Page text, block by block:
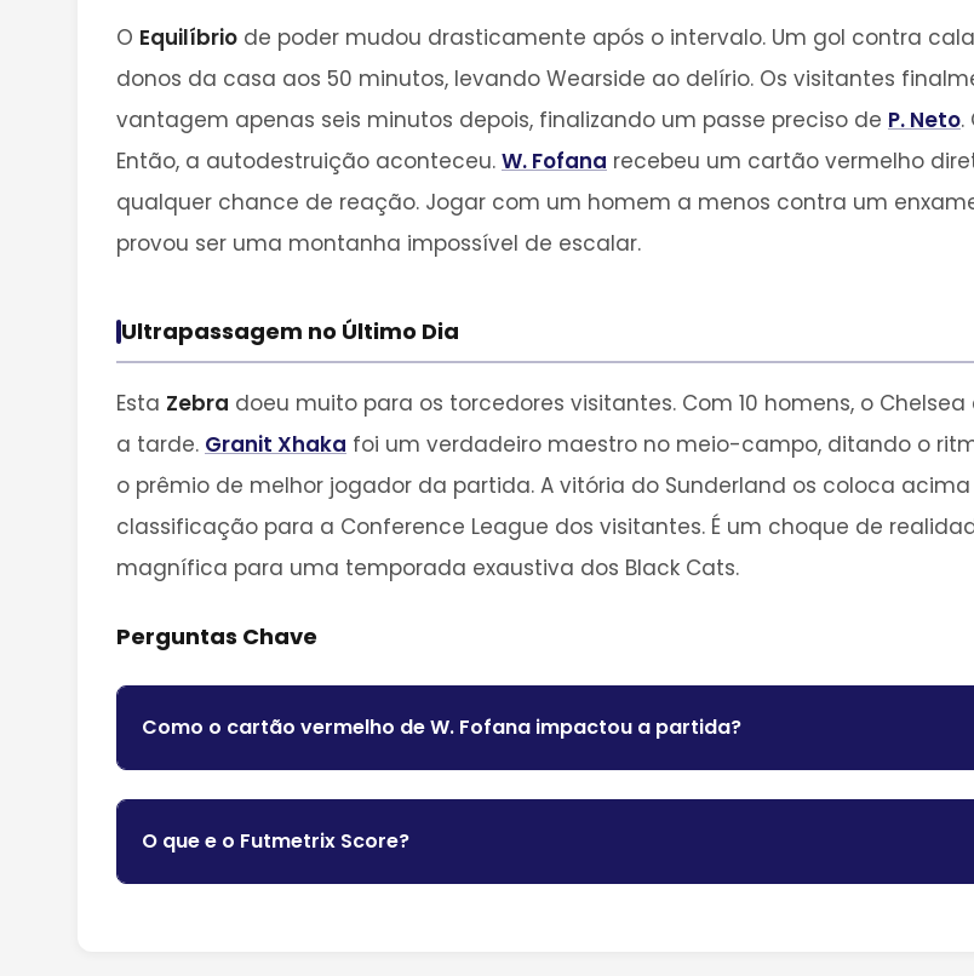
O Equilíbrio de poder mudou drasticamente após o intervalo. Um gol contra
donos da casa aos 50 minutos, levando Wearside ao delírio. Os visitantes
vantagem apenas seis minutos depois, finalizando um passe preciso de P. Neto.
Então, a autodestruição aconteceu. W. Fofana recebeu um cartão vermelho
qualquer chance de reação. Jogar com um homem a menos contra um
provou ser uma montanha impossível de escalar.
Ultrapassagem no Último Dia
Esta Zebra doeu muito para os torcedores visitantes. Com 10 homens, o
a tarde. Granit Xhaka foi um verdadeiro maestro no meio-campo, ditando o
o prêmio de melhor jogador da partida. A vitória do Sunderland os coloca
classificação para a Conference League dos visitantes. É um choque de
magnífica para uma temporada exaustiva dos Black Cats.
Perguntas Chave
Como o cartão vermelho de W. Fofana impactou a partida?
O que e o Futmetrix Score?